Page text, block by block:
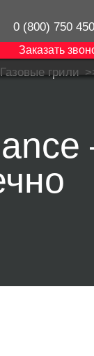
0 (800) 750 450
Заказать
Газовые грили